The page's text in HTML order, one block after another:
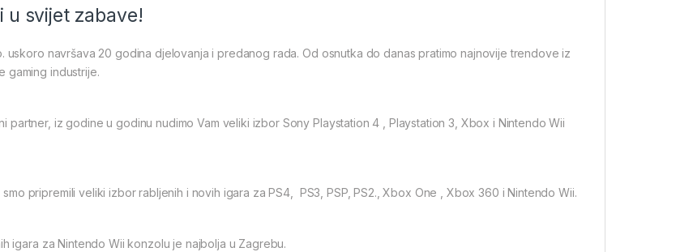
u svijet zabave!
uskoro navršava 20 godina djelovanja i predanog rada. Od osnutka do danas pratimo najnovije trendove iz
gaming industrije.
partner, iz godine u godinu nudimo Vam veliki izbor Sony Playstation 4 , Playstation 3, Xbox i Nintendo Wii
pripremili veliki izbor rabljenih i novih igara za PS4, PS3, PSP, PS2., Xbox One , Xbox 360 i Nintendo Wii.
igara za Nintendo Wii konzolu je najbolja u Zagrebu.